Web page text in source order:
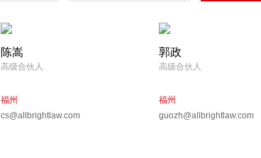
陈嵩
高级合伙人
福州
cs@allbrightlaw.com
郭政
高级合伙人
福州
guozh@allbrightlaw.com